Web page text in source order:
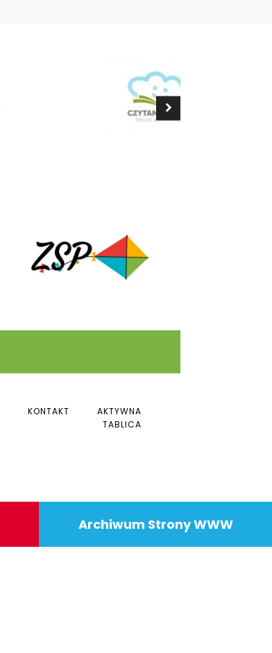
KONTAKT
AKTYWNA
TABLICA
Archiwum Strony WWW